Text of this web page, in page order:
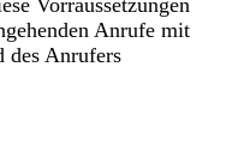
Anrufe mit
des Anrufers